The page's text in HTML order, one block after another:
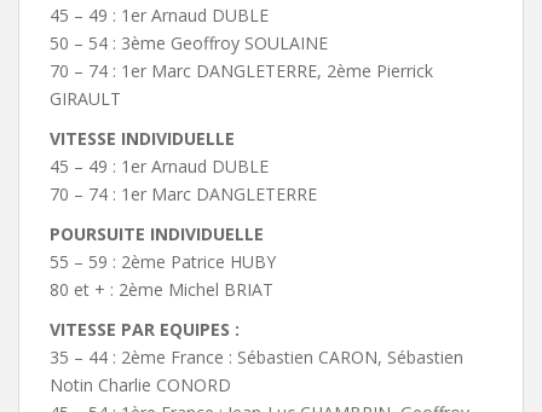
45 – 49 : 1er Arnaud DUBLE
50 – 54 : 3ème Geoffroy SOULAINE
70 – 74 : 1er Marc DANGLETERRE, 2ème Pierrick
GIRAULT
VITESSE INDIVIDUELLE
45 – 49 : 1er Arnaud DUBLE
70 – 74 : 1er Marc DANGLETERRE
POURSUITE INDIVIDUELLE
55 – 59 : 2ème Patrice HUBY
80 et + : 2ème Michel BRIAT
VITESSE PAR EQUIPES :
35 – 44 : 2ème France : Sébastien CARON, Sébastien
Notin Charlie CONORD